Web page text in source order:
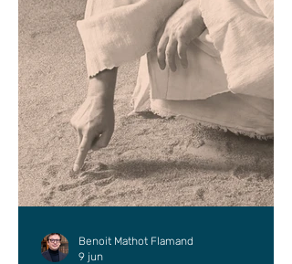
Benoit Mathot Flamand
9 jun